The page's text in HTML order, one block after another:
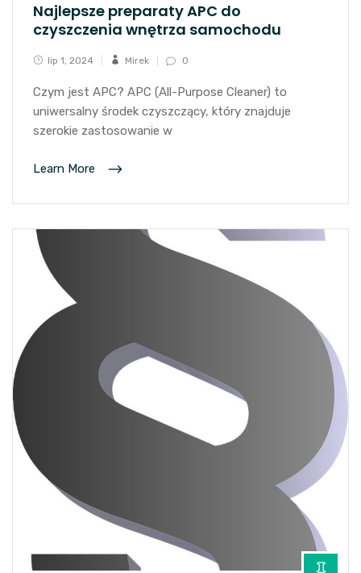
Najlepsze preparaty APC do
czyszczenia wnętrza samochodu
lip 1, 2024 Mirek 0
Czym jest APC? APC (All-Purpose Cleaner) to
uniwersalny środek czyszczący, który znajduje
szerokie zastosowanie w
Learn More